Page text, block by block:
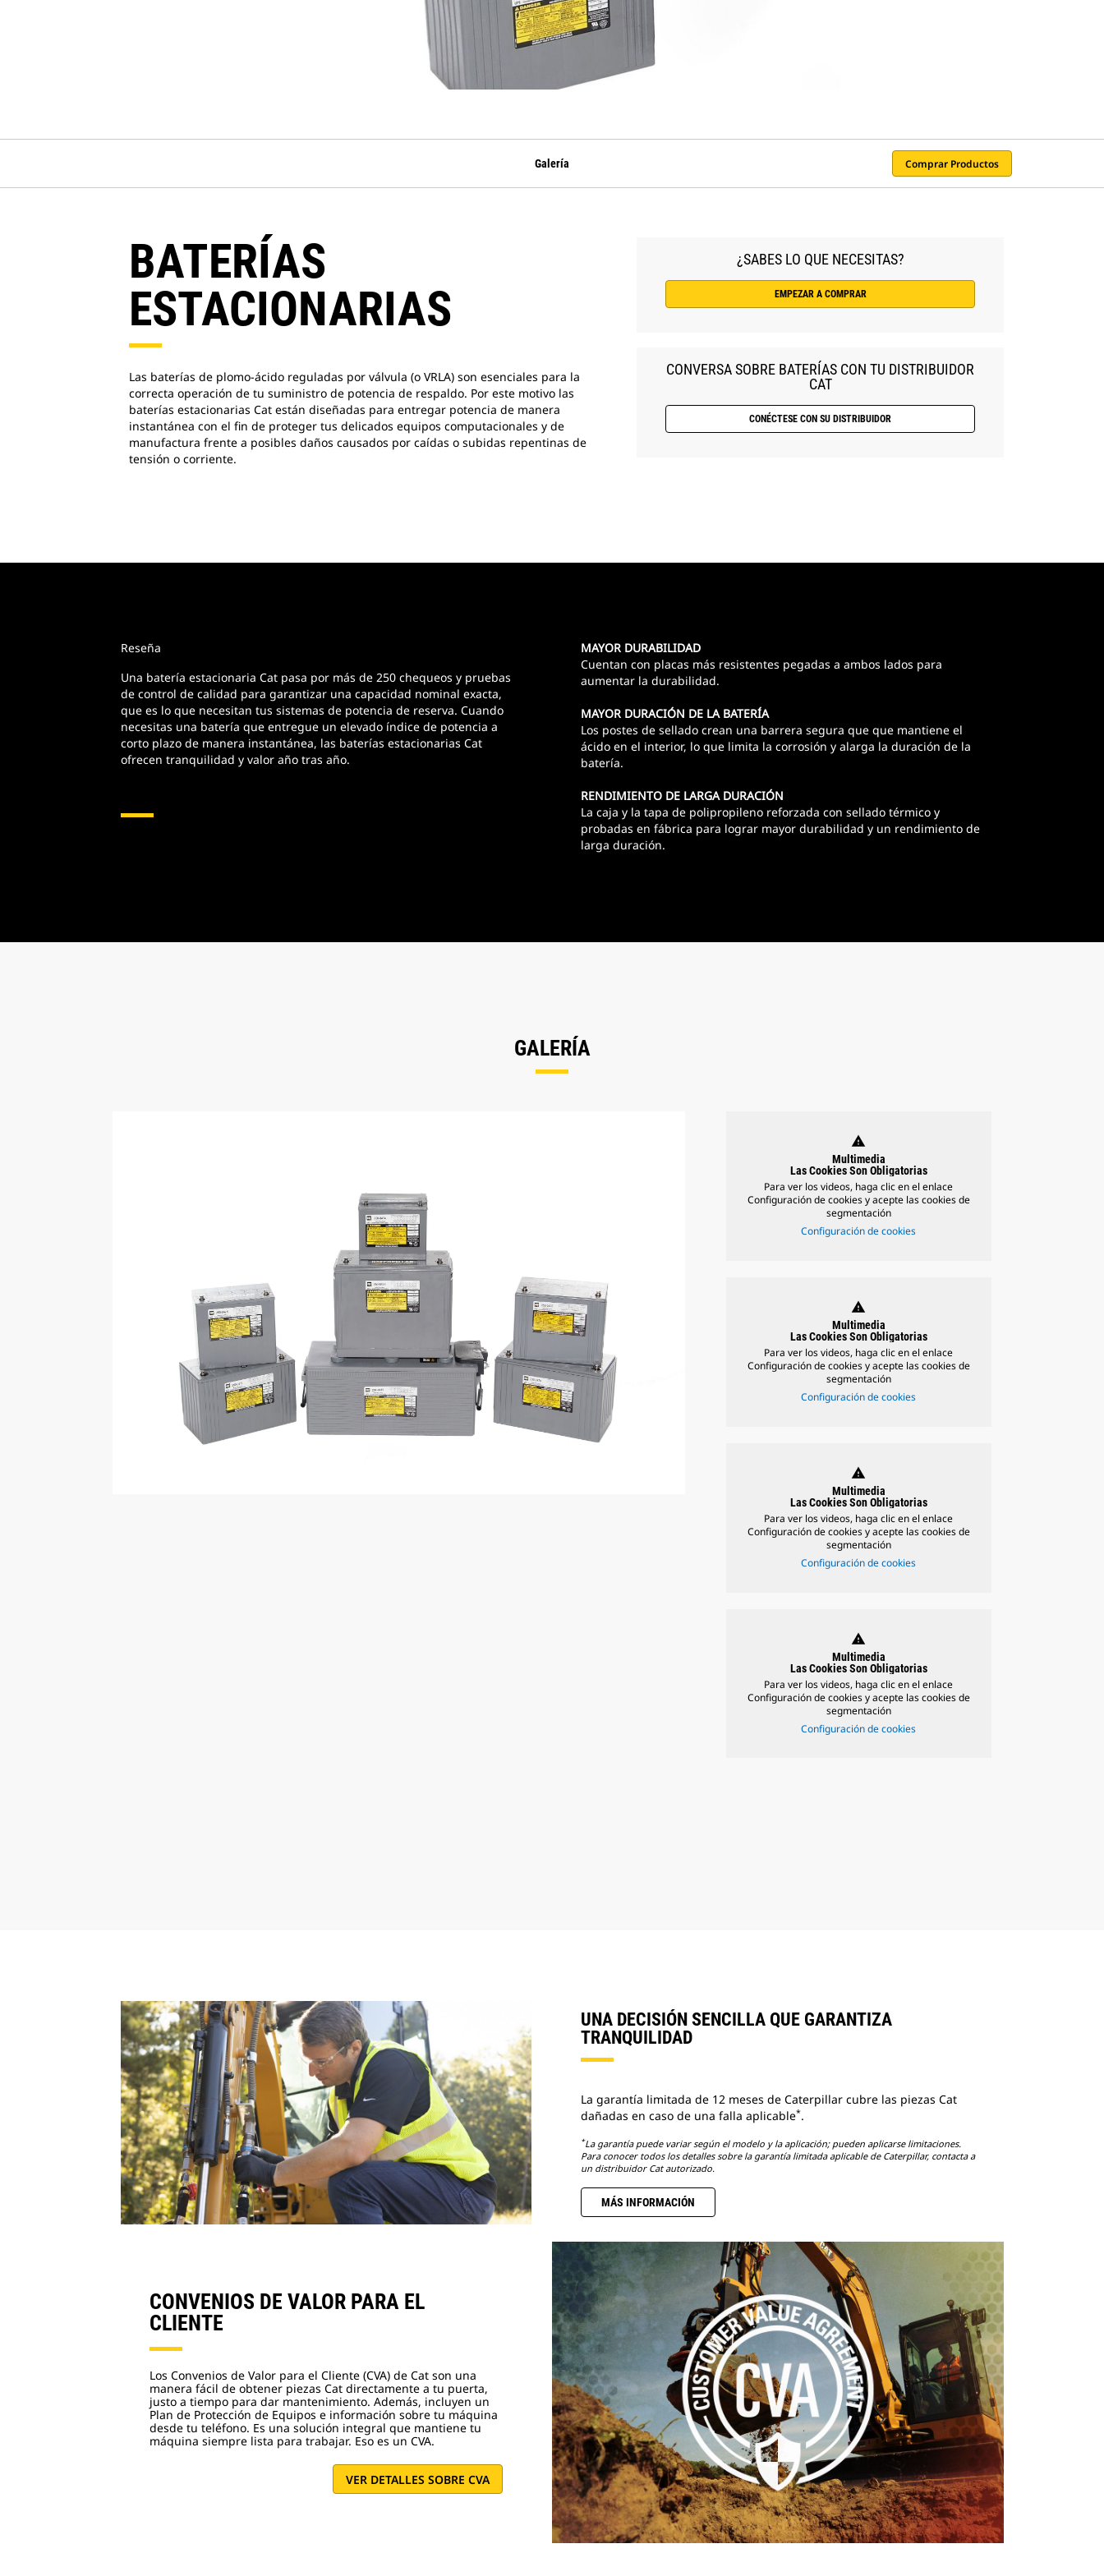
Galería Comprar Productos
BATERÍAS
ESTACIONARIAS
Las baterías de plomo-ácido reguladas por válvula (o VRLA) son esenciales para la
correcta operación de tu suministro de potencia de respaldo. Por este motivo las
baterías estacionarias Cat están diseñadas para entregar potencia de manera
instantánea con el fin de proteger tus delicados equipos computacionales y de
manufactura frente a posibles daños causados por caídas o subidas repentinas de
tensión o corriente.
¿SABES LO QUE NECESITAS?
EMPEZAR A COMPRAR
CONVERSA SOBRE BATERÍAS CON TU DISTRIBUIDOR
CAT
CONÉCTESE CON SU DISTRIBUIDOR
Reseña
Una batería estacionaria Cat pasa por más de 250 chequeos y pruebas
de control de calidad para garantizar una capacidad nominal exacta,
que es lo que necesitan tus sistemas de potencia de reserva. Cuando
necesitas una batería que entregue un elevado índice de potencia a
corto plazo de manera instantánea, las baterías estacionarias Cat
ofrecen tranquilidad y valor año tras año.
MAYOR DURABILIDAD
Cuentan con placas más resistentes pegadas a ambos lados para
aumentar la durabilidad.
MAYOR DURACIÓN DE LA BATERÍA
Los postes de sellado crean una barrera segura que que mantiene el
ácido en el interior, lo que limita la corrosión y alarga la duración de la
batería.
RENDIMIENTO DE LARGA DURACIÓN
La caja y la tapa de polipropileno reforzada con sellado térmico y
probadas en fábrica para lograr mayor durabilidad y un rendimiento de
larga duración.
GALERÍA
warning
Multimedia
Las Cookies Son Obligatorias
Para ver los videos, haga clic en el enlace
Configuración de cookies y acepte las cookies de
segmentación
Configuración de cookies
warning
Multimedia
Las Cookies Son Obligatorias
Para ver los videos, haga clic en el enlace
Configuración de cookies y acepte las cookies de
segmentación
Configuración de cookies
warning
Multimedia
Las Cookies Son Obligatorias
Para ver los videos, haga clic en el enlace
Configuración de cookies y acepte las cookies de
segmentación
Configuración de cookies
warning
Multimedia
Las Cookies Son Obligatorias
Para ver los videos, haga clic en el enlace
Configuración de cookies y acepte las cookies de
segmentación
Configuración de cookies
UNA DECISIÓN SENCILLA QUE GARANTIZA
TRANQUILIDAD
La garantía limitada de 12 meses de Caterpillar cubre las piezas Cat
dañadas en caso de una falla aplicable*.
*La garantía puede variar según el modelo y la aplicación; pueden aplicarse limitaciones.
Para conocer todos los detalles sobre la garantía limitada aplicable de Caterpillar, contacta a
un distribuidor Cat autorizado.
MÁS INFORMACIÓN
CONVENIOS DE VALOR PARA EL
CLIENTE
Los Convenios de Valor para el Cliente (CVA) de Cat son una
manera fácil de obtener piezas Cat directamente a tu puerta,
justo a tiempo para dar mantenimiento. Además, incluyen un
Plan de Protección de Equipos e información sobre tu máquina
desde tu teléfono. Es una solución integral que mantiene tu
máquina siempre lista para trabajar. Eso es un CVA.
VER DETALLES SOBRE CVA